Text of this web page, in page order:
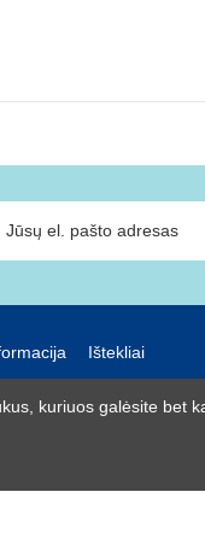
Ištekliai
kuriuos galėsite bet